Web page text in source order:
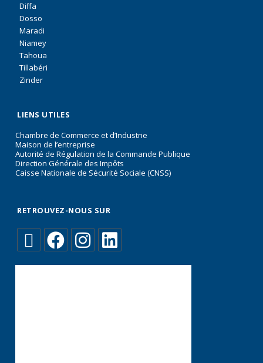
Diffa
Dosso
Maradi
Niamey
Tahoua
Tillabéri
Zinder
LIENS UTILES
Chambre de Commerce et d’Industrie
Maison de l’entreprise
Autorité de Régulation de la Commande Publique
Direction Générale des Impôts
Caisse Nationale de Sécurité Sociale (CNSS)
RETROUVEZ-NOUS SUR